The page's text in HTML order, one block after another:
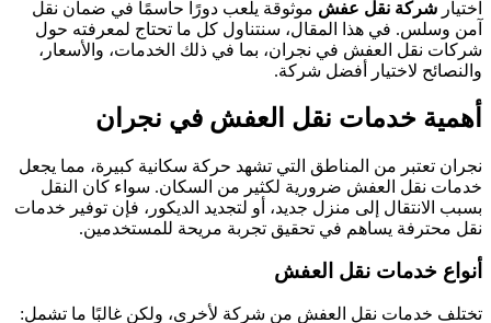
اختيار شركة نقل عفش موثوقة يلعب دورًا حاسمًا في ضمان نقل
آمن وسلس. في هذا المقال، سنتناول كل ما تحتاج لمعرفته حول
شركات نقل العفش في نجران، بما في ذلك الخدمات، والأسعار،
والنصائح لاختيار أفضل شركة.
أهمية خدمات نقل العفش في نجران
نجران تعتبر من المناطق التي تشهد حركة سكانية كبيرة، مما يجعل
خدمات نقل العفش ضرورية لكثير من السكان. سواء كان النقل
بسبب الانتقال إلى منزل جديد، أو لتجديد الديكور، فإن توفير خدمات
نقل محترفة يساهم في تحقيق تجربة مريحة للمستخدمين.
أنواع خدمات نقل العفش
تختلف خدمات نقل العفش من شركة لأخرى، ولكن غالبًا ما تشمل: